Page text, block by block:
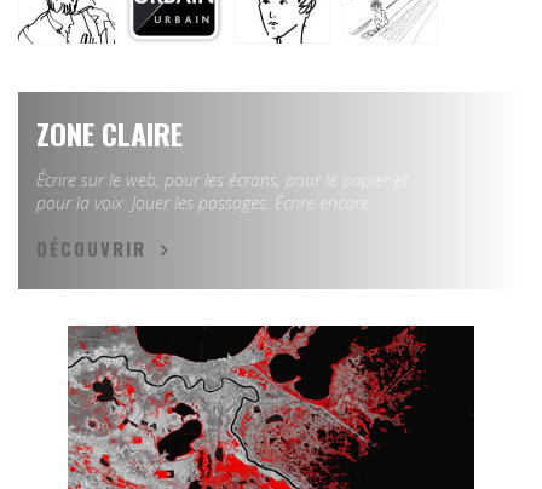
ZONE CLAIRE
Écrire sur le web, pour les écrans, pour le papier et
pour la voix. Jouer les passages. Écrire encore.
DÉCOUVRIR